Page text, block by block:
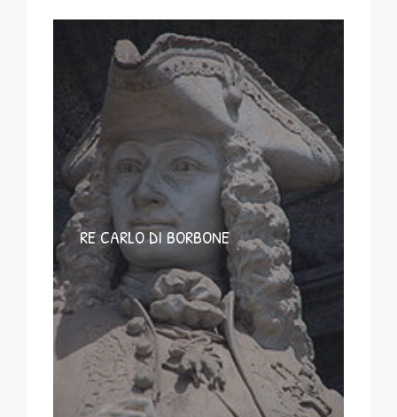
RE CARLO DI BORBONE